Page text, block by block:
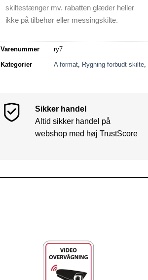
skiltestænger mv. rabatten glæder heller
ikke på tilbehør eller messingskilte.
Varenummer ry7
Kategorier A format Rygning forbudt skilte
Sikker handel
Altid sikker handel på
webshop med høj TrustScore